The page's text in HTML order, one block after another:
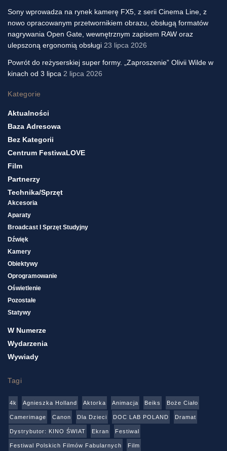
Sony wprowadza na rynek kamerę FX5, z serii Cinema Line, z
nowo opracowanym przetwornikiem obrazu, obsługą formatów
nagrywania Open Gate, wewnętrznym zapisem RAW oraz
ulepszoną ergonomią obsługi 23 lipca 2026
Powrót do reżyserskiej super formy. „Zaproszenie” Olivii Wilde w
kinach od 3 lipca 2 lipca 2026
Kategorie
Aktualności
Baza Adresowa
Bez Kategorii
Centrum FestiwaLOVE
Film
Partnerzy
Technika/sprzęt
Akcesoria
Aparaty
Broadcast I Sprzęt Studyjny
Dźwięk
Kamery
Obiektywy
Oprogramowanie
Oświetlenie
Pozostałe
Statywy
W Numerze
Wydarzenia
Wywiady
Tagi
4k Agnieszka Holland Aktorka Animacja Beiks Boże Ciało
Camerimage Canon Dla Dzieci DOC LAB POLAND Dramat
Dystrybutor: KINO ŚWIAT Ekran Festiwal
Festiwal Polskich Filmów Fabularnych Film